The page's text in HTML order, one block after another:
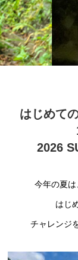
はじめて
2026
今年の夏は
はじ
チャレンジ